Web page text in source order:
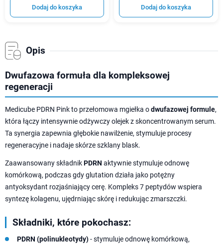
Dodaj do koszyka Dodaj do koszyka
Opis
Dwufazowa formuła dla kompleksowej
regeneracji
Medicube PDRN Pink to przełomowa mgiełka odwufazowej formule,
która łączy intensywnie odżywczy olejek z skoncentrowanym serum.
Ta synergia zapewnia głębokie nawilżenie, stymuluje procesy
regeneracyjne i nadaje skórze szklany blask.
Zaawansowany składnikPDRN aktywnie stymuluje odnowę
komórkową, podczas gdy glutation działa jako potężny
antyoksydant rozjaśniający cerę. Kompleks 7 peptydów wspiera
syntezę kolagenu, ujędrniając skórę i redukując zmarszczki.
Składniki, które pokochasz:
PDRN (polinukleotydy)- stymuluje odnowę komórkową,